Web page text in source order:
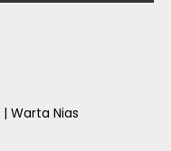
Warta Nias